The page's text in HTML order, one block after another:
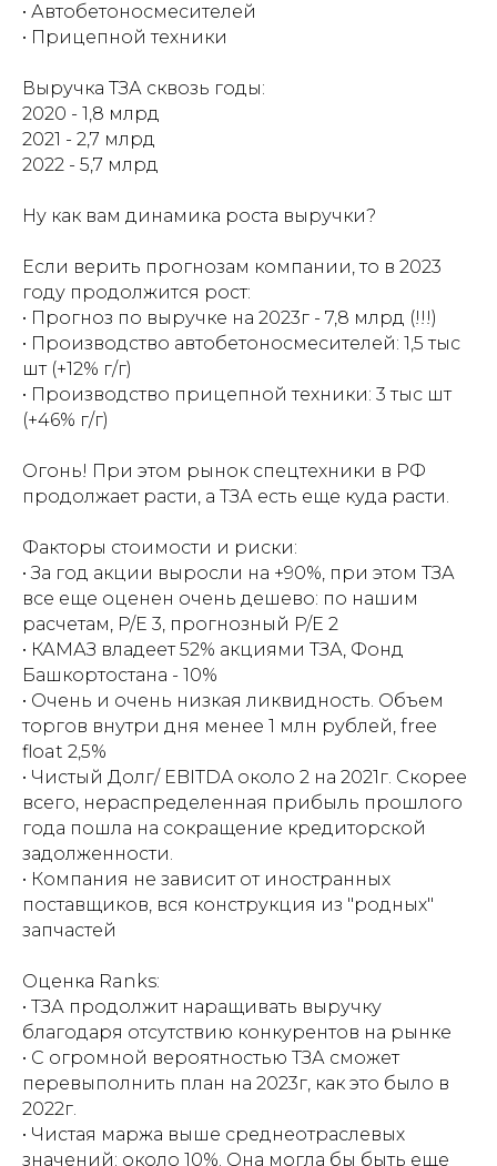
• Автобетоносмесителей
• Прицепной техники
Выручка ТЗА сквозь годы:
2020 - 1,8 млрд
2021 - 2,7 млрд
2022 - 5,7 млрд
Ну как вам динамика роста выручки?
Если верить прогнозам компании, то в 2023
году продолжится рост:
• Прогноз по выручке на 2023г - 7,8 млрд (!!!)
• Производство автобетоносмесителей: 1,5 тыс
шт (+12% г/г)
• Производство прицепной техники: 3 тыс шт
(+46% г/г)
Огонь! При этом рынок спецтехники в РФ
продолжает расти, а ТЗА есть еще куда расти.
Факторы стоимости и риски:
• За год акции выросли на +90%, при этом ТЗА
все еще оценен очень дешево: по нашим
расчетам, P/E 3, прогнозный P/E 2
• КАМАЗ владеет 52% акциями ТЗА, Фонд
Башкортостана - 10%
• Очень и очень низкая ликвидность. Объем
торгов внутри дня менее 1 млн рублей, free
float 2,5%
• Чистый Долг/ EBITDA около 2 на 2021г. Скорее
всего, нераспределенная прибыль прошлого
года пошла на сокращение кредиторской
задолженности.
• Компания не зависит от иностранных
поставщиков, вся конструкция из "родных"
запчастей
Оценка Ranks:
• ТЗА продолжит наращивать выручку
благодаря отсутствию конкурентов на рынке
• С огромной вероятностью ТЗА сможет
перевыполнить план на 2023г, как это было в
2022г.
• Чистая маржа выше среднеотраслевых
значений: около 10%. Она могла бы быть еще